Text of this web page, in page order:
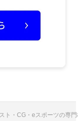
ト・CG・eスポーツの専